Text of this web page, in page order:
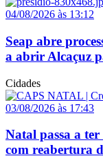
04/08/2026 às 13:12
Seap abre
a abrir Alcaçuz
Cidades
03/08/2026 às 17:43
Natal passa a
com reabertura